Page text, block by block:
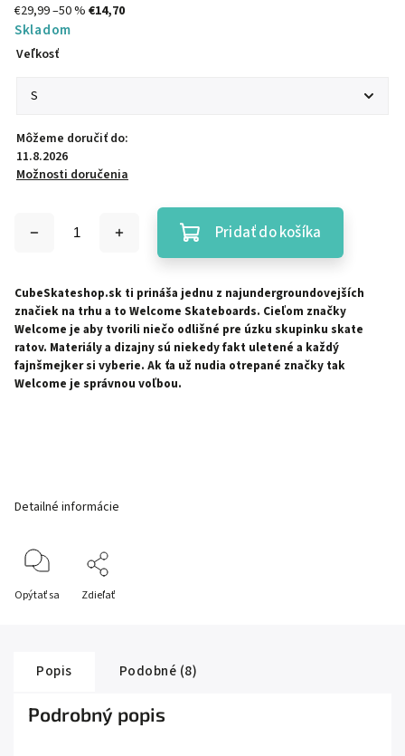
€29,99–50 % €14,70
Skladom
Veľkosť
Môžeme doručiť do:
11.8.2026
Možnosti doručenia
Pridať do košíka
CubeSkateshop.sk ti prináša jednu z najundergroundovejších
značiek na trhu a to Welcome Skateboards. Cieľom značky
Welcome je aby tvorili niečo odlišné pre úzku skupinku skate
ratov. Materiály a dizajny sú niekedy fakt uletené a každý
fajnšmejker si vyberie. Ak ťa už nudia otrepané značky tak
Welcome je správnou voľbou.
Detailné informácie
Opýtať sa Zdieľať
Popis Podobné (8)
Podrobný popis